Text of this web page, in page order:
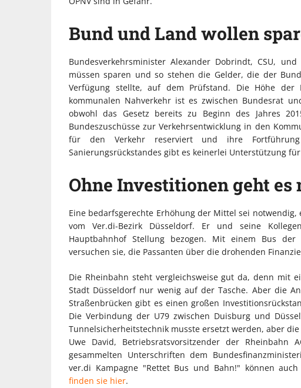
Bund und Land wollen
Bundesverkehrsminister Alexander Dobrindt, CSU,
müssen sparen und so stehen die Gelder, die der
Verfügung stellte, auf dem Prüfstand. Die Höhe der
kommunalen Nahverkehr ist es zwischen Bundesrat
obwohl das Gesetz bereits zu Beginn des Jahres
Bundeszuschüsse zur Verkehrsentwicklung in den
für den Verkehr reserviert und ihre
Sanierungsrückstandes gibt es keinerlei Unterstützung
Ohne Investitionen geht es
Eine bedarfsgerechte Erhöhung der Mittel sei
vom Ver.di-Bezirk Düsseldorf. Er und seine
Hauptbahnhof Stellung bezogen. Mit einem Bus
versuchen sie, die Passanten über die drohenden
Die Rheinbahn steht vergleichsweise gut da, denn mit
Stadt Düsseldorf nur wenig auf der Tasche. Aber die
Straßenbrücken gibt es einen großen
Die Verbindung der U79 zwischen Duisburg und
Tunnelsicherheitstechnik musste ersetzt werden, aber
Uwe David, Betriebsratsvorsitzender der
gesammelten Unterschriften dem
ver.di Kampagne "Rettet Bus und Bahn!" können
finden sie hier.